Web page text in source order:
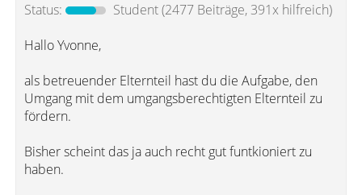
Status:
Student(2477 Beiträge, 391x hilfreich)
Hallo Yvonne,
als betreuender Elternteil hast du die Aufgabe, den
Umgang mit dem umgangsberechtigten Elternteil zu
fördern.
Bisher scheint das ja auch recht gut funtkioniert zu
haben.